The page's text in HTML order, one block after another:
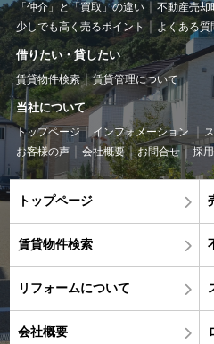
「仲介」と「買取」の違い
不動産売却
少しでも高く売るポイント
よくある質
借りたい・貸したい
賃貸物件検索 賃貸管理について
当社について
トップページ インフォメーション
お客様の声
会社概要 お問合せ 採
トップページ
賃貸物件検索
リフォームについて
会社概要